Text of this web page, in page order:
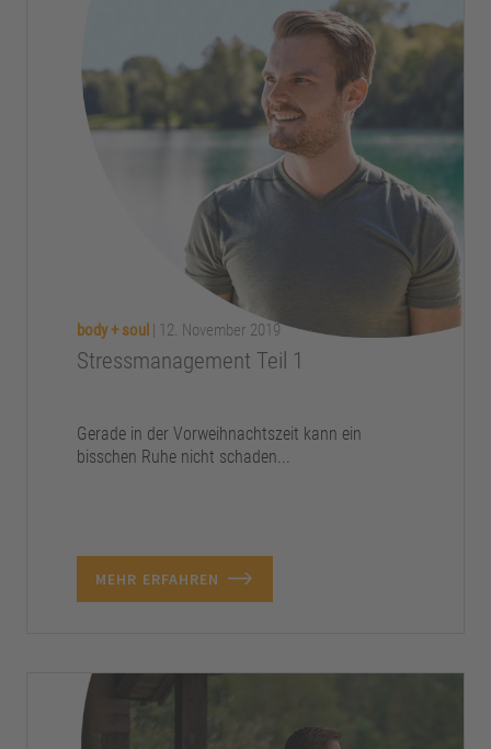
body + soul | 12. November 2019
Stressmanagement Teil 1
Gerade in der Vorweihnachtszeit kann ein
bisschen Ruhe nicht schaden...
MEHR ERFAHREN